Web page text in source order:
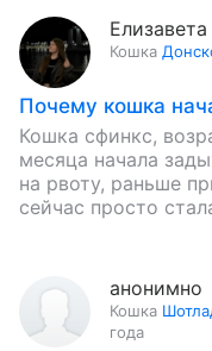
Кошка
Почему кошка
Кошка сфинкс,
месяца начала
на рвоту, раньше
сейчас просто
анонимно
Кошка
года